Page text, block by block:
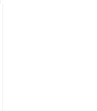
de